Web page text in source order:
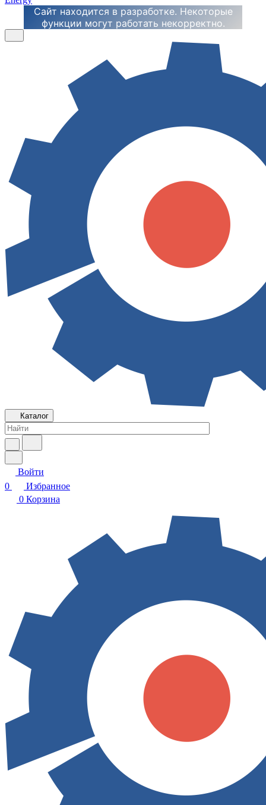
Сайт находится в разработке. Некоторые
функции могут работать некорректно.
Каталог
Войти
0
Избранное
0 Корзина